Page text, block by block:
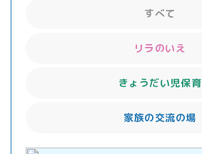
すべて
リラのいえ
きょうだい児保育
家族の交流の場